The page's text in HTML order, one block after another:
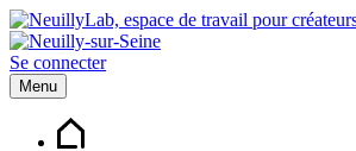
Se connecter
Menu